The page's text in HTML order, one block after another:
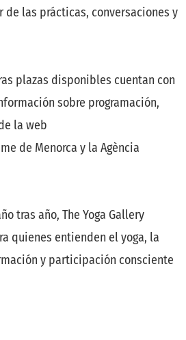
las prácticas, conversaciones y
plazas disponibles cuentan con
sobre programación,
la web
de Menorca y la Agència
tras año, The Yoga Gallery
quienes entienden el yoga, la
y participación consciente